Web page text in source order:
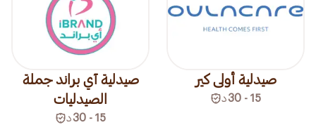
صيدلية أولى كير
15 - 30 د
صيدلية آي براند جملة
الصيدليات
15 - 30 د